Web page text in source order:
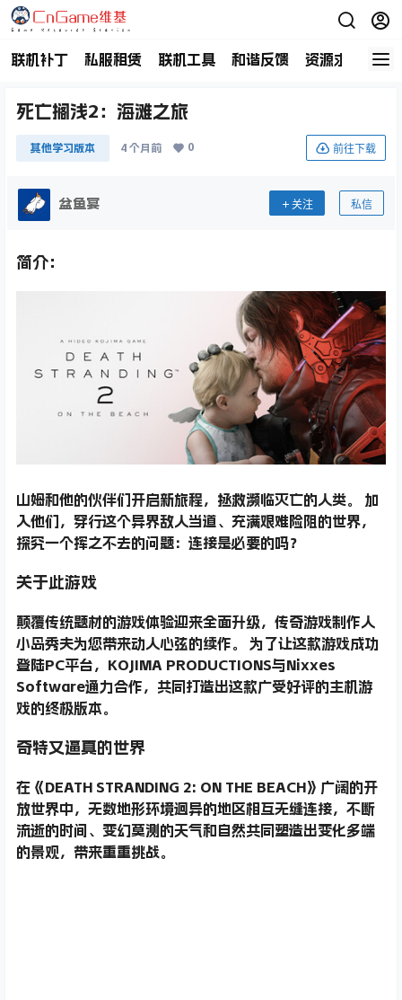
联机补丁 私服租赁 联机工具 和谐反馈 资源求助 商
死亡搁浅2：海滩之旅
其他学习版本 4 个月前 0 前往下载
盆鱼宴 关注 私信
简介：
山姆和他的伙伴们开启新旅程，拯救濒临灭亡的人类。 加
入他们，穿行这个异界敌人当道、充满艰难险阻的世界，
探究一个挥之不去的问题：连接是必要的吗？
关于此游戏
颠覆传统题材的游戏体验迎来全面升级，传奇游戏制作人
小岛秀夫为您带来动人心弦的续作。 为了让这款游戏成功
登陆PC平台，KOJIMA PRODUCTIONS与Nixxes
Software通力合作，共同打造出这款广受好评的主机游
戏的终极版本。
奇特又逼真的世界
在《DEATH STRANDING 2: ON THE BEACH》广阔的开
放世界中，无数地形环境迥异的地区相互无缝连接，不断
流逝的时间、变幻莫测的天气和自然共同塑造出变化多端
的景观，带来重重挑战。